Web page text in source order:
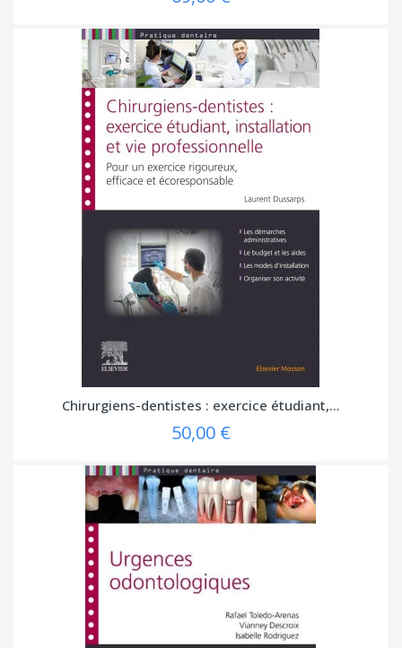
Chirurgiens-dentistes : exercice étudiant,...
50,00 €